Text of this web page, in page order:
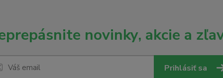
novinky, akcie a
Prihlásiť sa